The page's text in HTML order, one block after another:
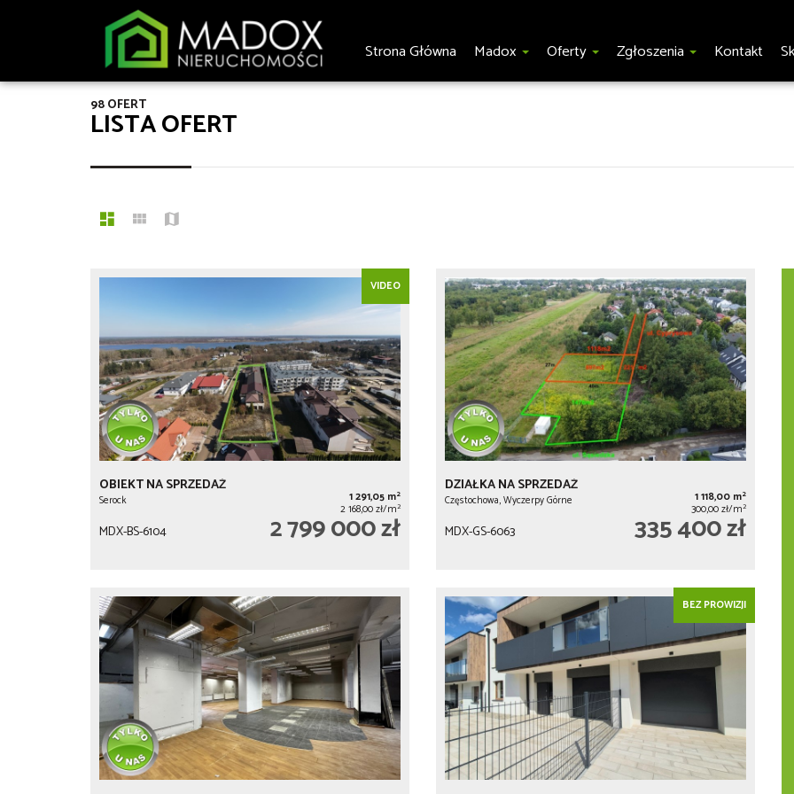
Strona Główna Madox Oferty Zgłoszenia Kontakt
LISTA OFERT
98 OFERT
VIDEO
OBIEKT NA SPRZEDAŻ
Serock 1 291,05 m2
2 168,00 zł/m2
MDX-BS-6104 2 799 000 zł
DZIAŁKA NA SPRZEDAŻ
Częstochowa, Wyczerpy Górne 1 118,00 m2
300,00 zł/m2
MDX-GS-6063 335 400 zł
BEZ PROWIZJI